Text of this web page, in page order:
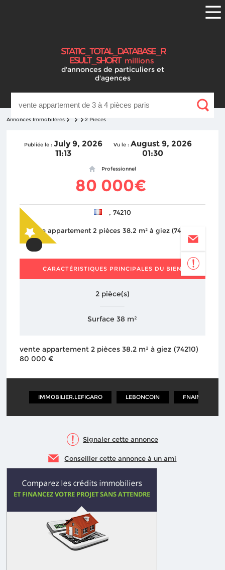
STAT
I
C_TOTA
L_DATABAS
E_R
ESUL
T_SHOR
T millions
d'annonces de particuliers et
d'agences
Annonces Immobilères 2 Pieces
Publiée le : July 9, 2026
11:13
Vu le : August 9, 2026
01:30
Professionnel
80 000€
, 74210
CARACTÉRISTIQUES PRINCIPALES DU BIEN
2 pièce(s)
Surface 38 m²
vente appartement 2 pièces 38.2 m² à giez (74210)
80 000 €
IMMOBILIER.LEFIGARO LEBONCOIN FNAIM
Signaler cette annonce
Conseiller cette annonce à un ami